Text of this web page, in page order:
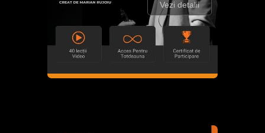
Vezi detalii